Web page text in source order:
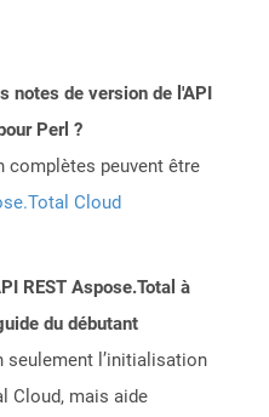
notes de version de l'API
Perl ?
complètes peuvent être
Cloud
REST Aspose.Total à
du débutant
seulement l’initialisation
Cloud, mais aide